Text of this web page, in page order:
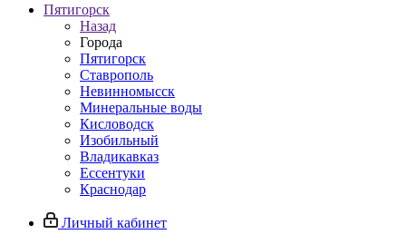
Пятигорск
Назад
Города
Пятигорск
Ставрополь
Невинномысск
Минеральные воды
Кисловодск
Изобильный
Владикавказ
Ессентуки
Краснодар
Личный кабинет